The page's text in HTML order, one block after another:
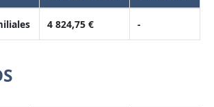
4 824,75 € -